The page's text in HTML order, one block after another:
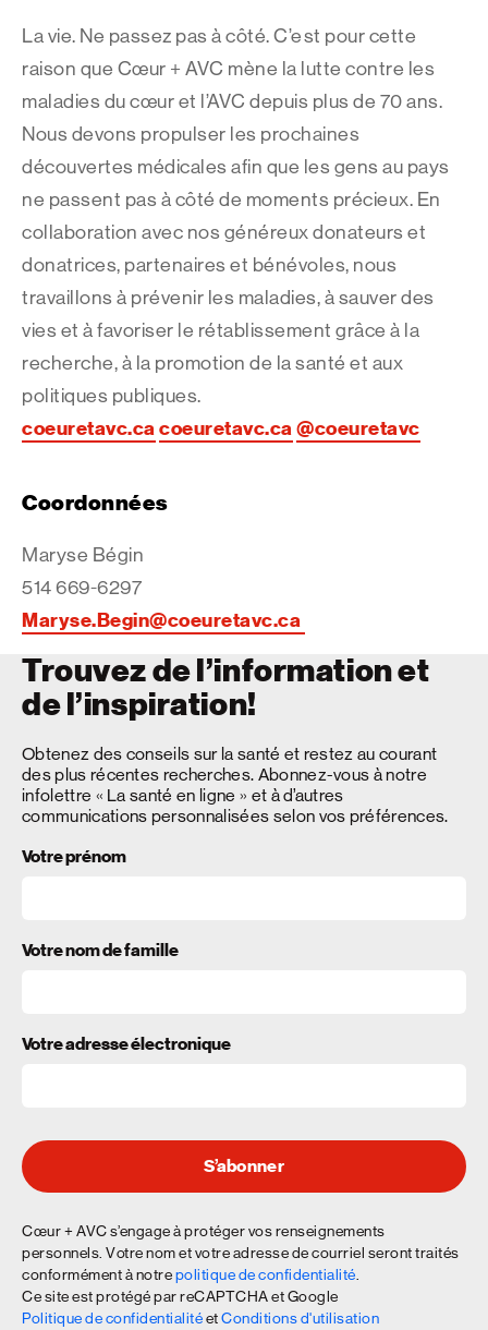
La vie. Ne passez pas à côté. C’est pour cette
raison que Cœur + AVC mène la lutte contre les
maladies du cœur et l’AVC depuis plus de 70 ans.
Nous devons propulser les prochaines
découvertes médicales afin que les gens au pays
ne passent pas à côté de moments précieux. En
collaboration avec nos généreux donateurs et
donatrices, partenaires et bénévoles, nous
travaillons à prévenir les maladies, à sauver des
vies et à favoriser le rétablissement grâce à la
recherche, à la promotion de la santé et aux
politiques publiques.
coeuretavc.cacoeuretavc.ca@coeuretavc
Coordonnées
Maryse Bégin
514 669-6297
Maryse.Begin@coeuretavc.ca
Trouvez de l’information et
de l’inspiration!
Obtenez des conseils sur la santé et restez au courant
des plus récentes recherches. Abonnez-vous à notre
infolettre « La santé en ligne » et à d’autres
communications personnalisées selon vos préférences.
Votre prénom
Votre nom de famille
Votre adresse électronique
S’abonner
Cœur + AVC s’engage à protéger vos renseignements
personnels. Votre nom et votre adresse de courriel seront traités
conformément à notrepolitique de confidentialité.
Ce site est protégé par reCAPTCHA et Google
Politique de confidentialitéetConditions d'utilisation